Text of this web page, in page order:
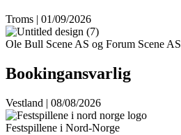
Troms | 01/09/2026
Ole Bull Scene AS og Forum Scene AS
Bookingansvarlig
Vestland | 08/08/2026
Festspillene i Nord-Norge